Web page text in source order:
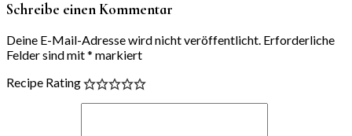
Schreibe einen Kommentar
Deine E-Mail-Adresse wird nicht veröffentlicht. Erforderliche
Felder sind mit* markiert
Recipe Rating